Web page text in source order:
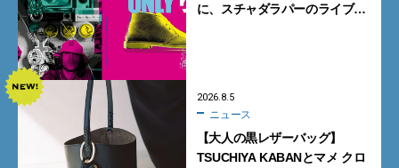
に、スチャダラパーのライブ
2026.8.5
ニュース
【大人の黒レザーバッグ】
TSUCHIYA KABANとマメ クロ